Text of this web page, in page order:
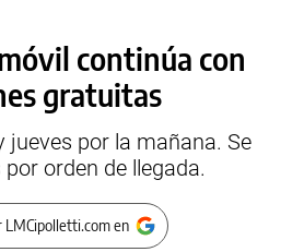
continúa con
gratuitas
jueves por la mañana. Se
orden de llegada.
LMCipolletti.com en